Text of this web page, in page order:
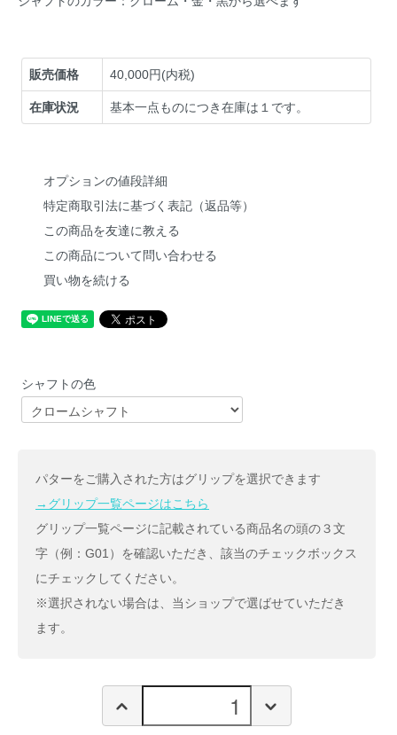
販売価格 40,000円(内税)
在庫状況 基本一点ものにつき在庫は１です。
オプションの値段詳細
特定商取引法に基づく表記（返品等）
この商品を友達に教える
この商品について問い合わせる
買い物を続ける
シャフトの色
パターをご購入された方はグリップを選択できます
→グリップ一覧ページはこちら
グリップ一覧ページに記載されている商品名の頭の３文
字（例：G01）を確認いただき、該当のチェックボックス
にチェックしてください。
※選択されない場合は、当ショップで選ばせていただき
ます。